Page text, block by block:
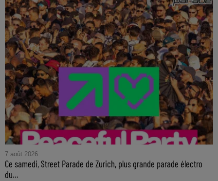
7 août 2026
Ce samedi, Street Parade de Zurich, plus grande parade électro
du...